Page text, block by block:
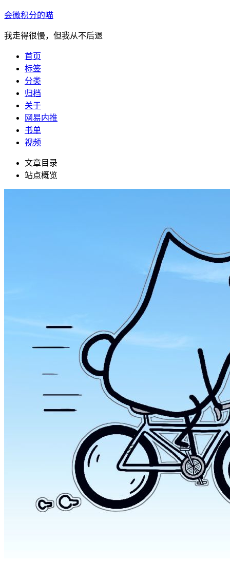
会微积分的喵
我走得很慢，但我从不后退
首页
标签
分类
归档
关于
网易内推
书单
视频
文章目录
站点概览